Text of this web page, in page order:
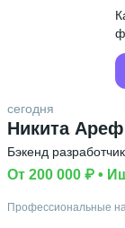
Никита
сегодня
Бэкенд разработчик
От 200 000 ₽ •
Профессиональные